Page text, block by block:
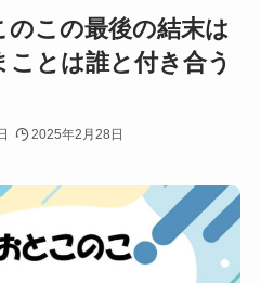
のこの最後の結末は
ことは誰と付き合う
2025年2月28日